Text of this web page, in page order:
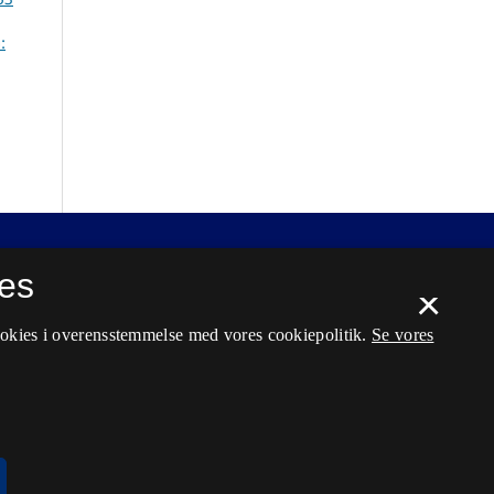
×
i overensstemmelse med vores cookiepolitik. Se vores